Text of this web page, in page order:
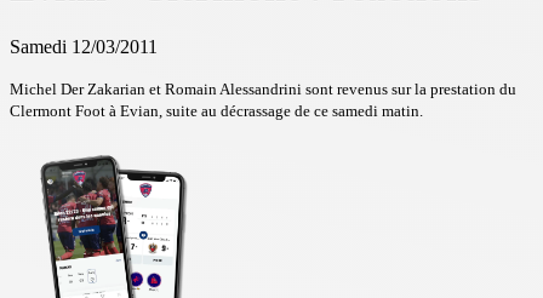
Samedi 12/03/2011
Michel Der Zakarian et Romain Alessandrini sont revenus sur la prestation du
Clermont Foot à Evian, suite au décrassage de ce samedi matin.